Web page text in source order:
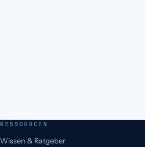
RESSOURCEN
Wissen & Ratgeber